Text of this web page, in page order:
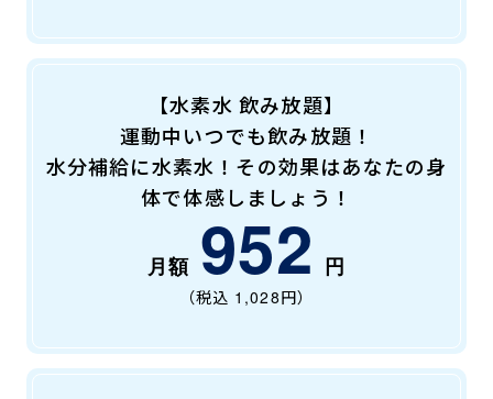
【水素水 飲み放題】
運動中いつでも飲み放題！
水分補給に水素水！その効果はあなたの身
体で体感しましょう！
952
（税込 1,028円）